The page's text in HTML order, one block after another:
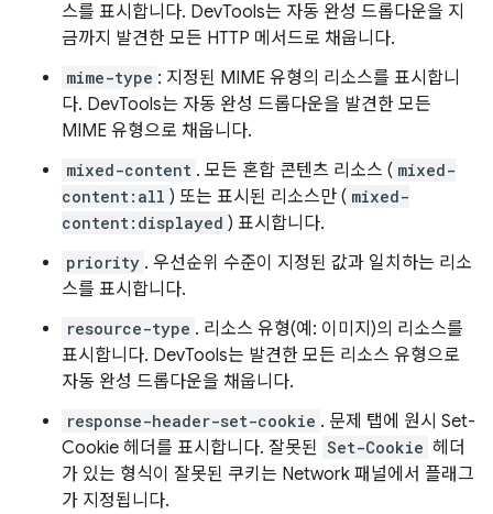
스를 표시합니다. DevTools는 자동 완성 드롭다운을 지
금까지 발견한 모든 HTTP 메서드로 채웁니다.
mime-type : 지정된 MIME 유형의 리소스를 표시합니
다. DevTools는 자동 완성 드롭다운을 발견한 모든
MIME 유형으로 채웁니다.
mixed-content . 모든 혼합 콘텐츠 리소스 ( mixed-
content:all ) 또는 표시된 리소스만 ( mixed-
content:displayed ) 표시합니다.
priority . 우선순위 수준이 지정된 값과 일치하는 리소
스를 표시합니다.
resource-type . 리소스 유형(예: 이미지)의 리소스를
표시합니다. DevTools는 발견한 모든 리소스 유형으로
자동 완성 드롭다운을 채웁니다.
response-header-set-cookie . 문제 탭에 원시 Set-
Cookie 헤더를 표시합니다. 잘못된 Set-Cookie 헤더
가 있는 형식이 잘못된 쿠키는 Network 패널에서 플래그
가 지정됩니다.